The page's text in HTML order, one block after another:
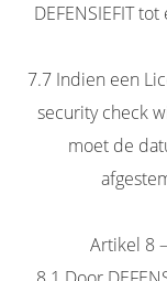
DEFENSIEFIT
7.7 Indien een
security check
moet de
Artikel 8